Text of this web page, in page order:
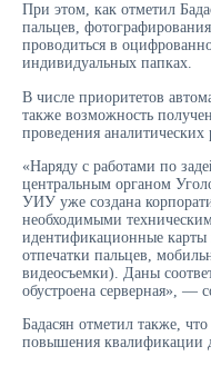
При этом, как отметил
пальцев,
проводиться в
индивидуальных папках.
В числе приоритетов
также возможность
проведения аналитических
«Наряду с работами по
центральным органом
УИУ уже создана
необходимыми
идентификационные
отпечатки пальцев,
видеосъемки). Даны
обустроена серверная», —
Бадасян отметил также,
повышения квалификации